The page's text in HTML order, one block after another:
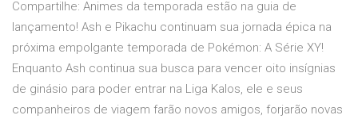
Compartilhe: Animes da temporada estão na guia de
lançamento! Ash e Pikachu continuam sua jornada épica na
próxima empolgante temporada de Pokémon: A Série XY!
Enquanto Ash continua sua busca para vencer oito insígnias
de ginásio para poder entrar na Liga Kalos, ele e seus
companheiros de viagem farão novos amigos, forjarão novas